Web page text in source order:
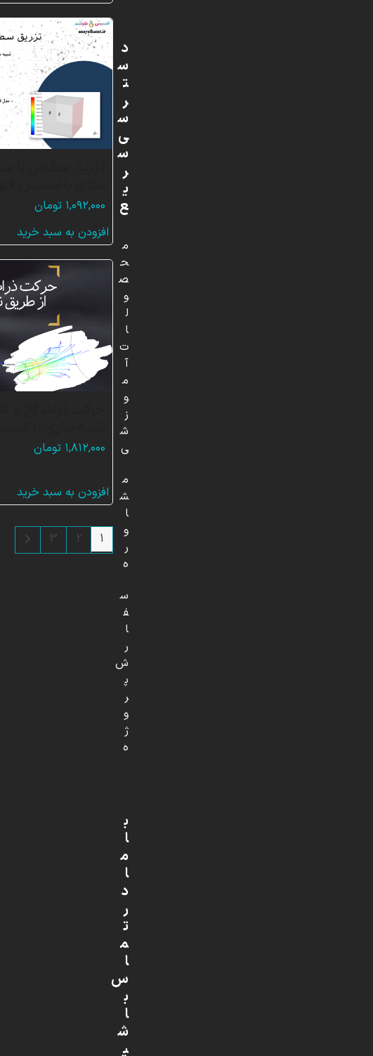
۱,۰۹۲,۰۰۰ تومان
افزودن به سبد خرید
۱,۸۱۲,۰۰۰ تومان
افزودن به سبد خرید
1
2
3
د
س
ت
ر
س
ی
س
ر
ی
ع
م
ح
ص
و
ل
ا
ت
آ
م
و
ز
ش
ی
م
ش
ا
و
ر
ه
س
ف
ا
ر
ش
پ
ر
و
ژ
ه
ب
ا
م
ا
د
ر
ت
م
ا
س
ب
ا
ش
ی